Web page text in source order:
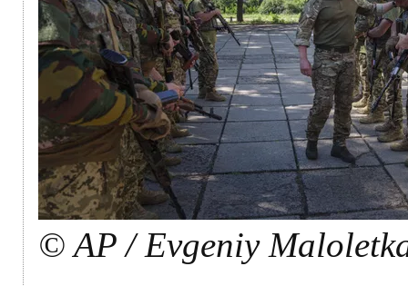
© AP / Evgeniy